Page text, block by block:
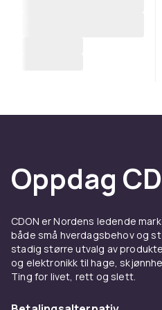
Oppdag
CDON er Nordens ledende
både små hverdagsbehov og
stadig større utvalg av
og elektronikk til hage,
Ting for livet, rett og slett.